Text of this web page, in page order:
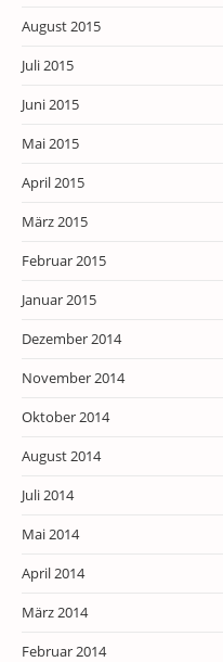
August 2015
Juli 2015
Juni 2015
Mai 2015
April 2015
März 2015
Februar 2015
Januar 2015
Dezember 2014
November 2014
Oktober 2014
August 2014
Juli 2014
Mai 2014
April 2014
März 2014
Februar 2014